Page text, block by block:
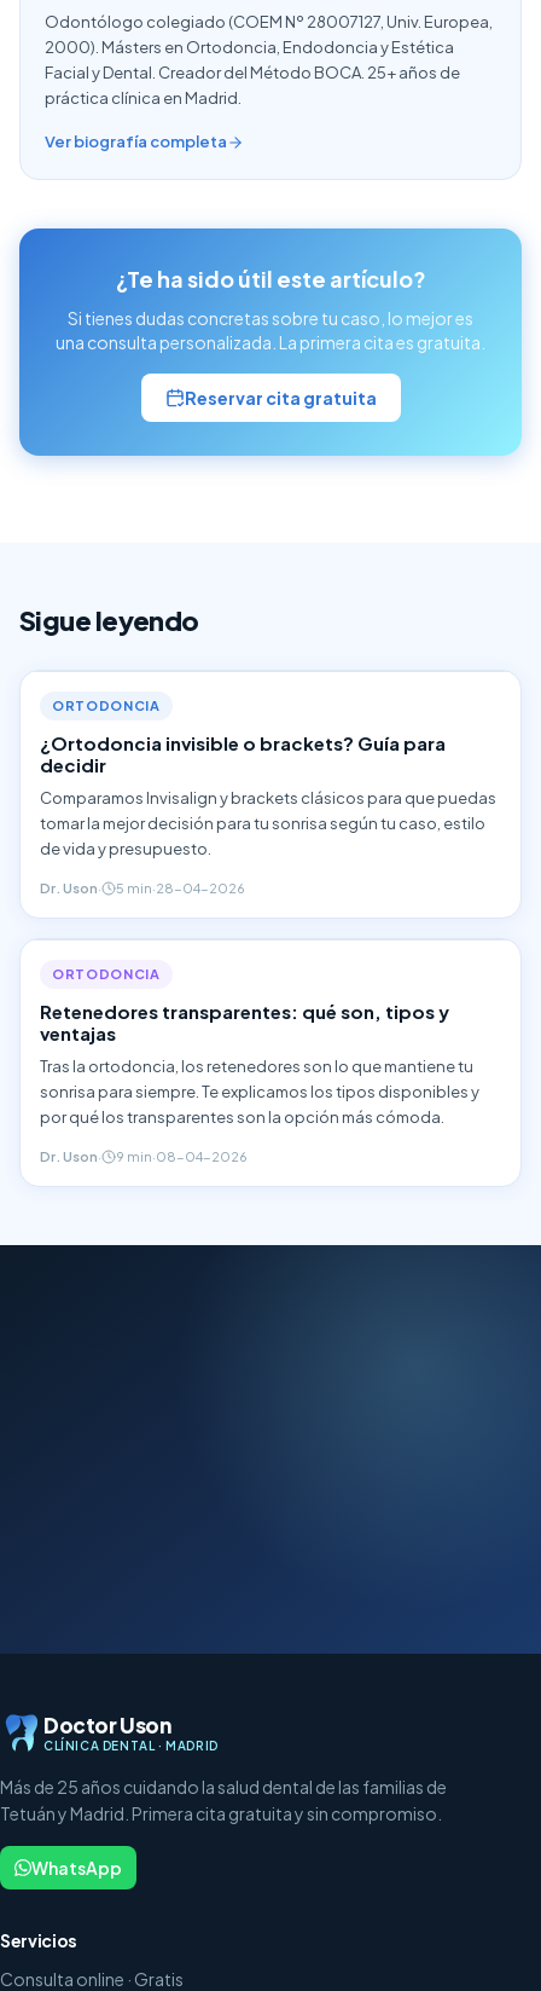
Odontólogo colegiado (COEM Nº 28007127, Univ. Europea,
2000). Másters en Ortodoncia, Endodoncia y Estética
Facial y Dental. Creador del Método BOCA. 25+ años de
práctica clínica en Madrid.
Ver biografía completa
¿Te ha sido útil este artículo?
Si tienes dudas concretas sobre tu caso, lo mejor es
una consulta personalizada. La primera cita es gratuita.
Reservar cita gratuita
Sigue leyendo
ORTODONCIA
¿Ortodoncia invisible o brackets? Guía para
decidir
Comparamos Invisalign y brackets clásicos para que puedas
tomar la mejor decisión para tu sonrisa según tu caso, estilo
de vida y presupuesto.
Dr. Uson· 5 min·28-04-2026
ORTODONCIA
Retenedores transparentes: qué son, tipos y
ventajas
Tras la ortodoncia, los retenedores son lo que mantiene tu
sonrisa para siempre. Te explicamos los tipos disponibles y
por qué los transparentes son la opción más cómoda.
Dr. Uson· 9 min·08-04-2026
Doctor Uson
CLÍNICA DENTAL · MADRID
Más de 25 años cuidando la salud dental de las familias de
Tetuán y Madrid. Primera cita gratuita y sin compromiso.
WhatsApp
Servicios
Consulta online · Gratis